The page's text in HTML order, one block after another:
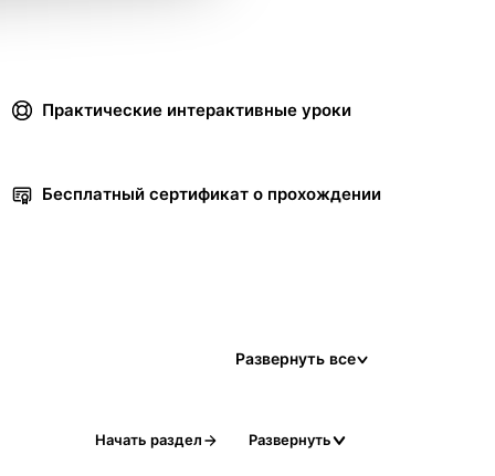
Практические интерактивные уроки
Бесплатный сертификат о прохождении
Развернуть все
Начать раздел Развернуть